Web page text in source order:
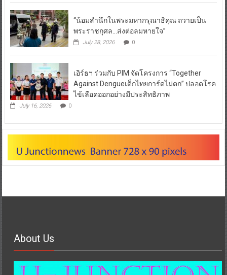
“น้อมสำนึกในพระมหากรุณาธิคุณ ถวายเป็น
พระราชกุศล…ส่งต่อลมหายใจ”
July 28, 2026 0
เอิร์ธฯ ร่วมกับ PIM จัดโครงการ “Together
Against Dengueเด็กไทยการ์ดไม่ตก” ปลอดโรค
ไข้เลือดออกอย่างมีประสิทธิภาพ
July 16, 2026 0
About Us